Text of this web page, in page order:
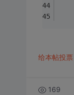
给本帖投票
169